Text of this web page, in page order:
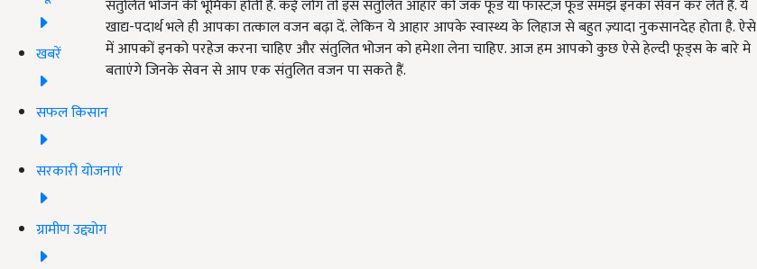
खबरें
सफल किसान
सरकारी योजनाएं
ग्रामीण उद्द्योग
संतुलित भोजन की भूमिका होती है. कई लोग तो इस संतुलित आहार को जंक फूड या फास्टज़ फूड समझ इनका सेवन कर लेते हैं. ये
खाद्य-पदार्थ भले ही आपका तत्काल वजन बढ़ा दें. लेकिन ये आहार आपके स्वास्थ्य के लिहाज से बहुत ज़्यादा नुकसानदेह होता है. ऐसे
में आपकों इनको परहेज करना चाहिए और संतुलित भोजन को हमेशा लेना चाहिए. आज हम आपको कुछ ऐसे हेल्दी फूड्स के बारे मे
बताएंगे जिनके सेवन से आप एक संतुलित वजन पा सकते हैं.